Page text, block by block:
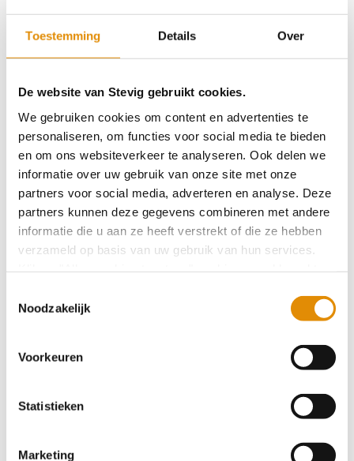
Toestemming Details Over
De website van Stevig gebruikt cookies.
We gebruiken cookies om content en advertenties te
personaliseren, om functies voor social media te bieden
en om ons websiteverkeer te analyseren. Ook delen we
informatie over uw gebruik van onze site met onze
partners voor social media, adverteren en analyse. Deze
partners kunnen deze gegevens combineren met andere
informatie die u aan ze heeft verstrekt of die ze hebben
verzameld op basis van uw gebruik van hun services.
Op onze privacypagina kunt u meer lezen over onze
cookies en via de cookie-instellingen button linksonder op
onze website kan je je toestemming op elk moment
wijzigen.
Noodzakelijk
Voorkeuren
Statistieken
Marketing
DOWNLOAD FOLDER
Heb je een vraag? Laat het ons weten:
Leave
this
field
blank
Naam